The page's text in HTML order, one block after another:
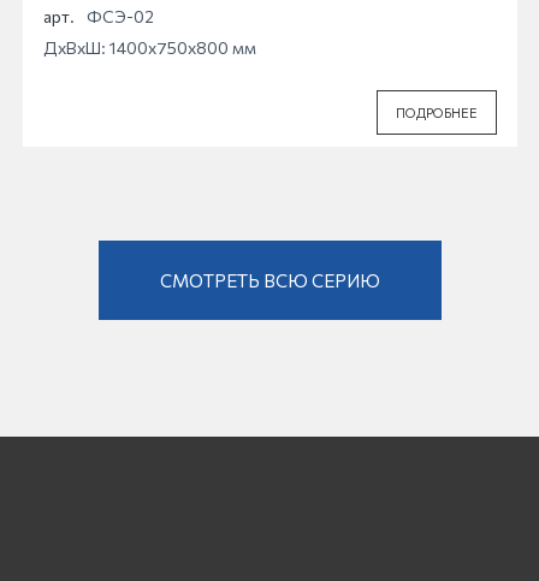
арт.
ФСЭ-02
ДхВхШ: 1400x750x800 мм
ПОДРОБНЕЕ
СМОТРЕТЬ ВСЮ СЕРИЮ